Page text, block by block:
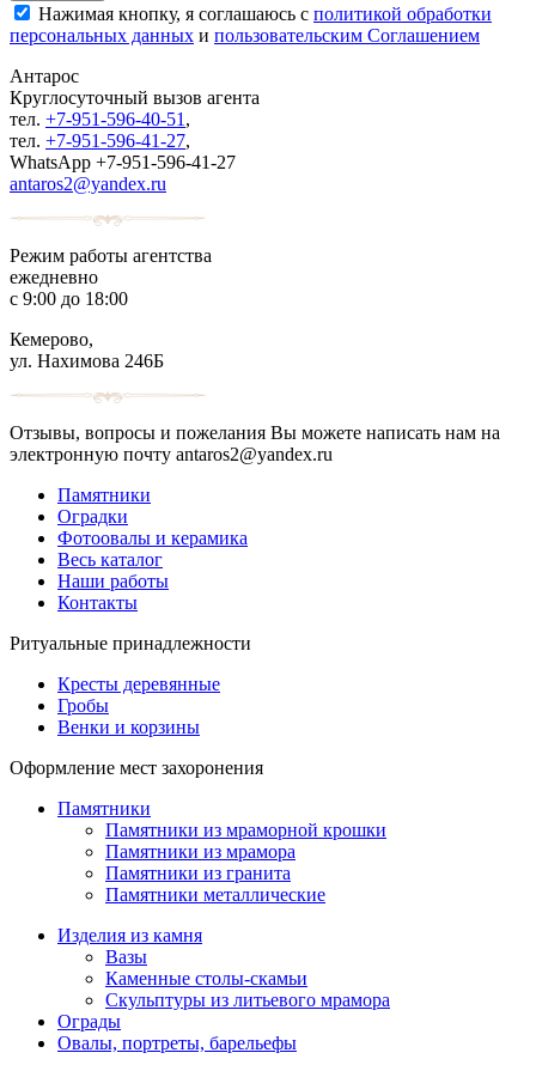
Нажимая кнопку, я соглашаюсь с политикой обработки
персональных данных и пользовательским Соглашением
Антарос
Круглосуточный вызов агента
тел. +7-951-596-40-51 ,
тел. +7-951-596-41-27,
WhatsApp +7-951-596-41-27
antaros2@yandex.ru
Режим работы агентства
ежедневно
с 9:00 до 18:00
Кемерово,
ул. Нахимова 246Б
Отзывы, вопросы и пожелания Вы можете написать нам на
электронную почту antaros2@yandex.ru
Памятники
Оградки
Фотоовалы и керамика
Весь каталог
Наши работы
Контакты
Ритуальные принадлежности
Кресты деревянные
Гробы
Венки и корзины
Оформление мест захоронения
Памятники
Памятники из мраморной крошки
Памятники из мрамора
Памятники из гранита
Памятники металлические
Изделия из камня
Вазы
Каменные столы-скамьи
Скульптуры из литьевого мрамора
Ограды
Овалы, портреты, барельефы